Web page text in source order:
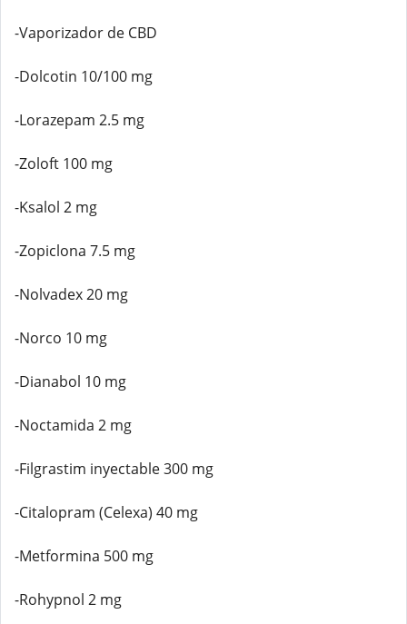
-Vaporizador de CBD
-Dolcotin 10/100 mg
-Lorazepam 2.5 mg
-Zoloft 100 mg
-Ksalol 2 mg
-Zopiclona 7.5 mg
-Nolvadex 20 mg
-Norco 10 mg
-Dianabol 10 mg
-Noctamida 2 mg
-Filgrastim inyectable 300 mg
-Citalopram (Celexa) 40 mg
-Metformina 500 mg
-Rohypnol 2 mg